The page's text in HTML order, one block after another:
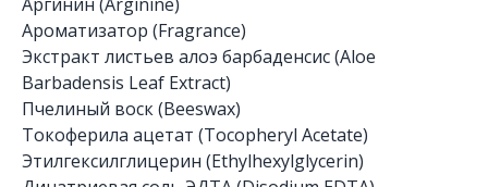
Ароматизатор (Fragrance)
Экстракт листьев алоэ барбаденсис (Aloe
Barbadensis Leaf Extract)
Пчелиный воск (Beeswax)
Токоферила ацетат (Tocopheryl Acetate)
Этилгексилглицерин (Ethylhexylglycerin)